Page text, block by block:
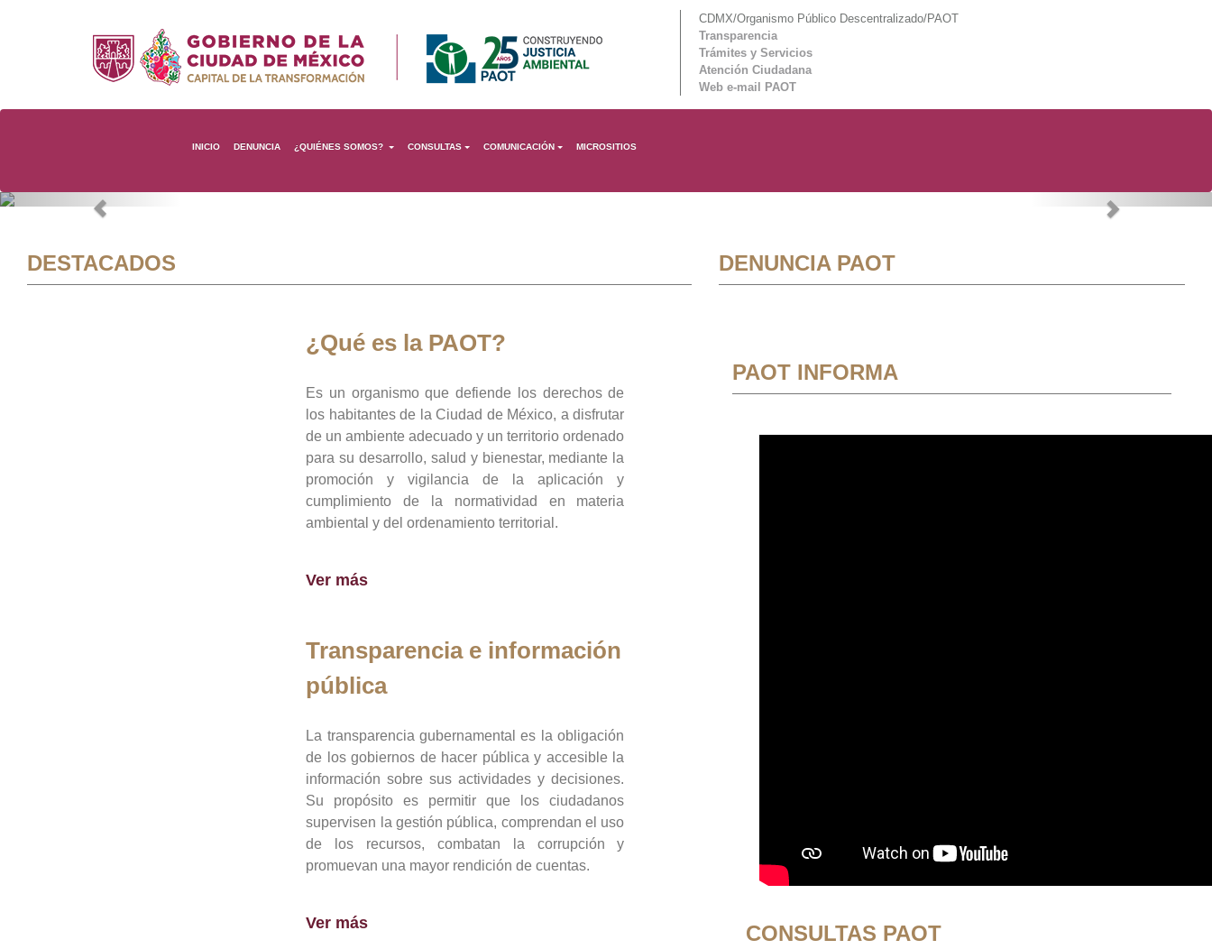
CDMX/Organismo Público Descentralizado/PAOT
Transparencia
Trámites y Servicios
Atención Ciudadana
Web e-mail PAOT
INICIO DENUNCIA ¿QUIÉNES SOMOS? CONSULTAS COMUNICACIÓN MICROSITIOS
Previous Next
DESTACADOS
¿Qué es la PAOT?
Es un organismo que defiende los derechos de
los habitantes de la Ciudad de México, a disfrutar
de un ambiente adecuado y un territorio ordenado
para su desarrollo, salud y bienestar, mediante la
promoción y vigilancia de la aplicación y
cumplimiento de la normatividad en materia
ambiental y del ordenamiento territorial.
Ver más
Transparencia e información
pública
La transparencia gubernamental es la obligación
de los gobiernos de hacer pública y accesible la
información sobre sus actividades y decisiones.
Su propósito es permitir que los ciudadanos
supervisen la gestión pública, comprendan el uso
de los recursos, combatan la corrupción y
promuevan una mayor rendición de cuentas.
Ver más
DENUNCIA PAOT
PAOT INFORMA
CONSULTAS PAOT